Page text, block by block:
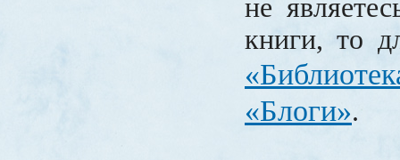
не
книги, то
«Блоги».